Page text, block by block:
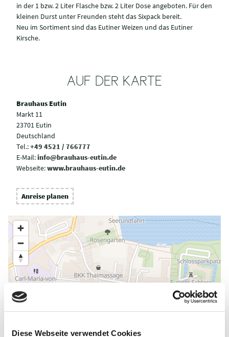
Diese Webseite verwendet Cookies
in der 1 bzw. 2 Liter Flasche bzw. 2 Liter Dose angeboten. Für den
kleinen Durst unter Freunden steht das Sixpack bereit.
Neu im Sortiment sind das Eutiner Weizen und das Eutiner
Kirsche.
AUF DER KARTE
Brauhaus Eutin
Markt 11
23701 Eutin
Deutschland
Tel.:+49 4521 / 766777
E-Mail:info@brauhaus-eutin.de
Webseite:www.brauhaus-eutin.de
Anreise planen